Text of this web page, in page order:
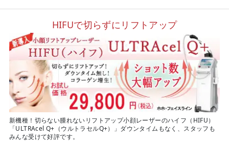
HIFUで切らずにリフトアップ
新機種！切らない腫れないリフトアップ小顔レーザーのハイフ（HIFU）
「ULTRAcel Q+（ウルトラセルQ+）」ダウンタイムもなく、スタッフも
みんな受けて好評です。